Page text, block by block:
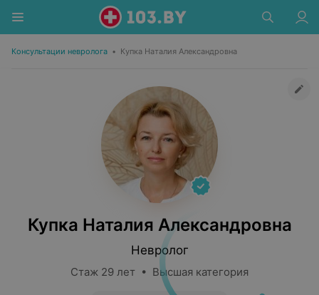
Консультации невролога • Купка Наталия Александровна
Купка Наталия Александровна
Невролог
Стаж 29 лет • Высшая категория